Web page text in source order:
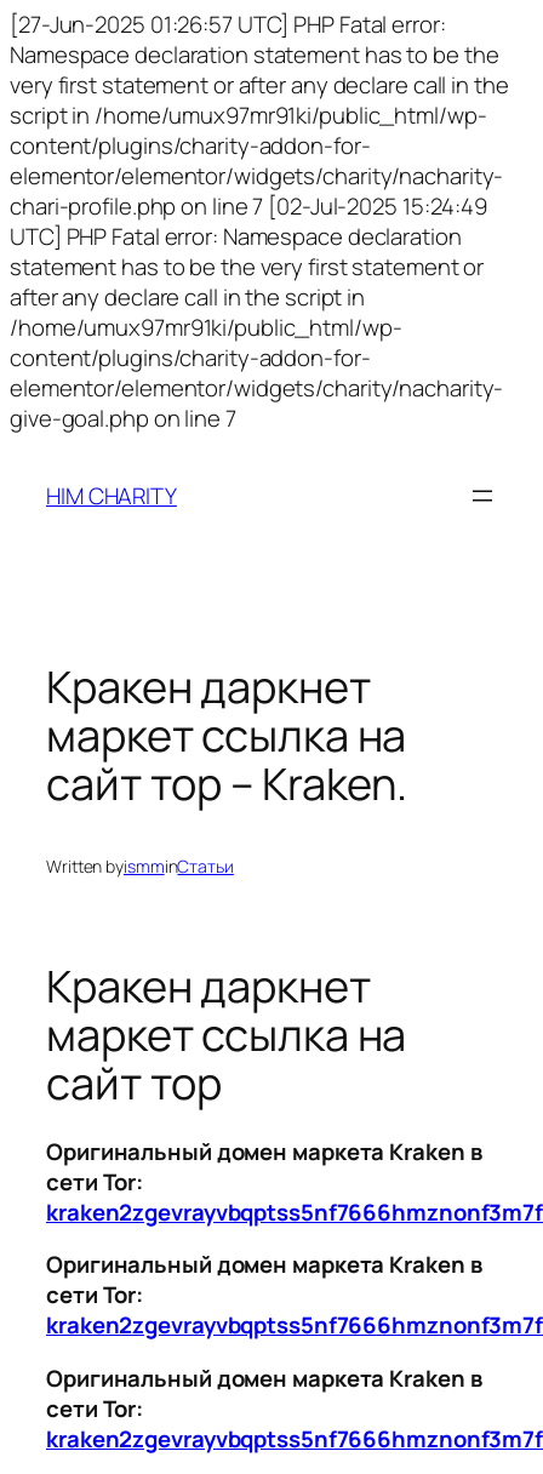
[27-Jun-2025 01:26:57 UTC] PHP Fatal error:
Namespace declaration statement has to be the
very first statement or after any declare call in the
script in /home/umux97mr91ki/public_html/wp-
content/plugins/charity-addon-for-
elementor/elementor/widgets/charity/nacharity-
chari-profile.php on line 7 [02-Jul-2025 15:24:49
UTC] PHP Fatal error: Namespace declaration
statement has to be the very first statement or
after any declare call in the script in
/home/umux97mr91ki/public_html/wp-
content/plugins/charity-addon-for-
elementor/elementor/widgets/charity/nacharity-
give-goal.php on line 7
HIM CHARITY
Кракен даркнет
маркет ссылка на
сайт тор – Kraken.
Written byismminСтатьи
Кракен даркнет
маркет ссылка на
сайт тор
Оригинальный домен маркета Kraken в
сети Tor:
Оригинальный домен маркета Kraken в
сети Tor:
Оригинальный домен маркета Kraken в
сети Tor: